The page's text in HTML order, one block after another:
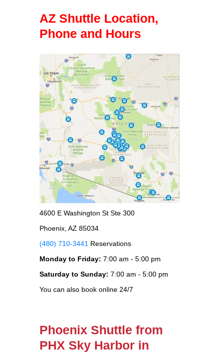
AZ Shuttle Location,
Phone and Hours
4600 E Washington St Ste 300
Phoenix, AZ 85034
(480) 710-3441 Reservations
Monday to Friday: 7:00 am - 5:00 pm
Saturday to Sunday: 7:00 am - 5:00 pm
You can also book online 24/7
Phoenix Shuttle from
PHX Sky Harbor in